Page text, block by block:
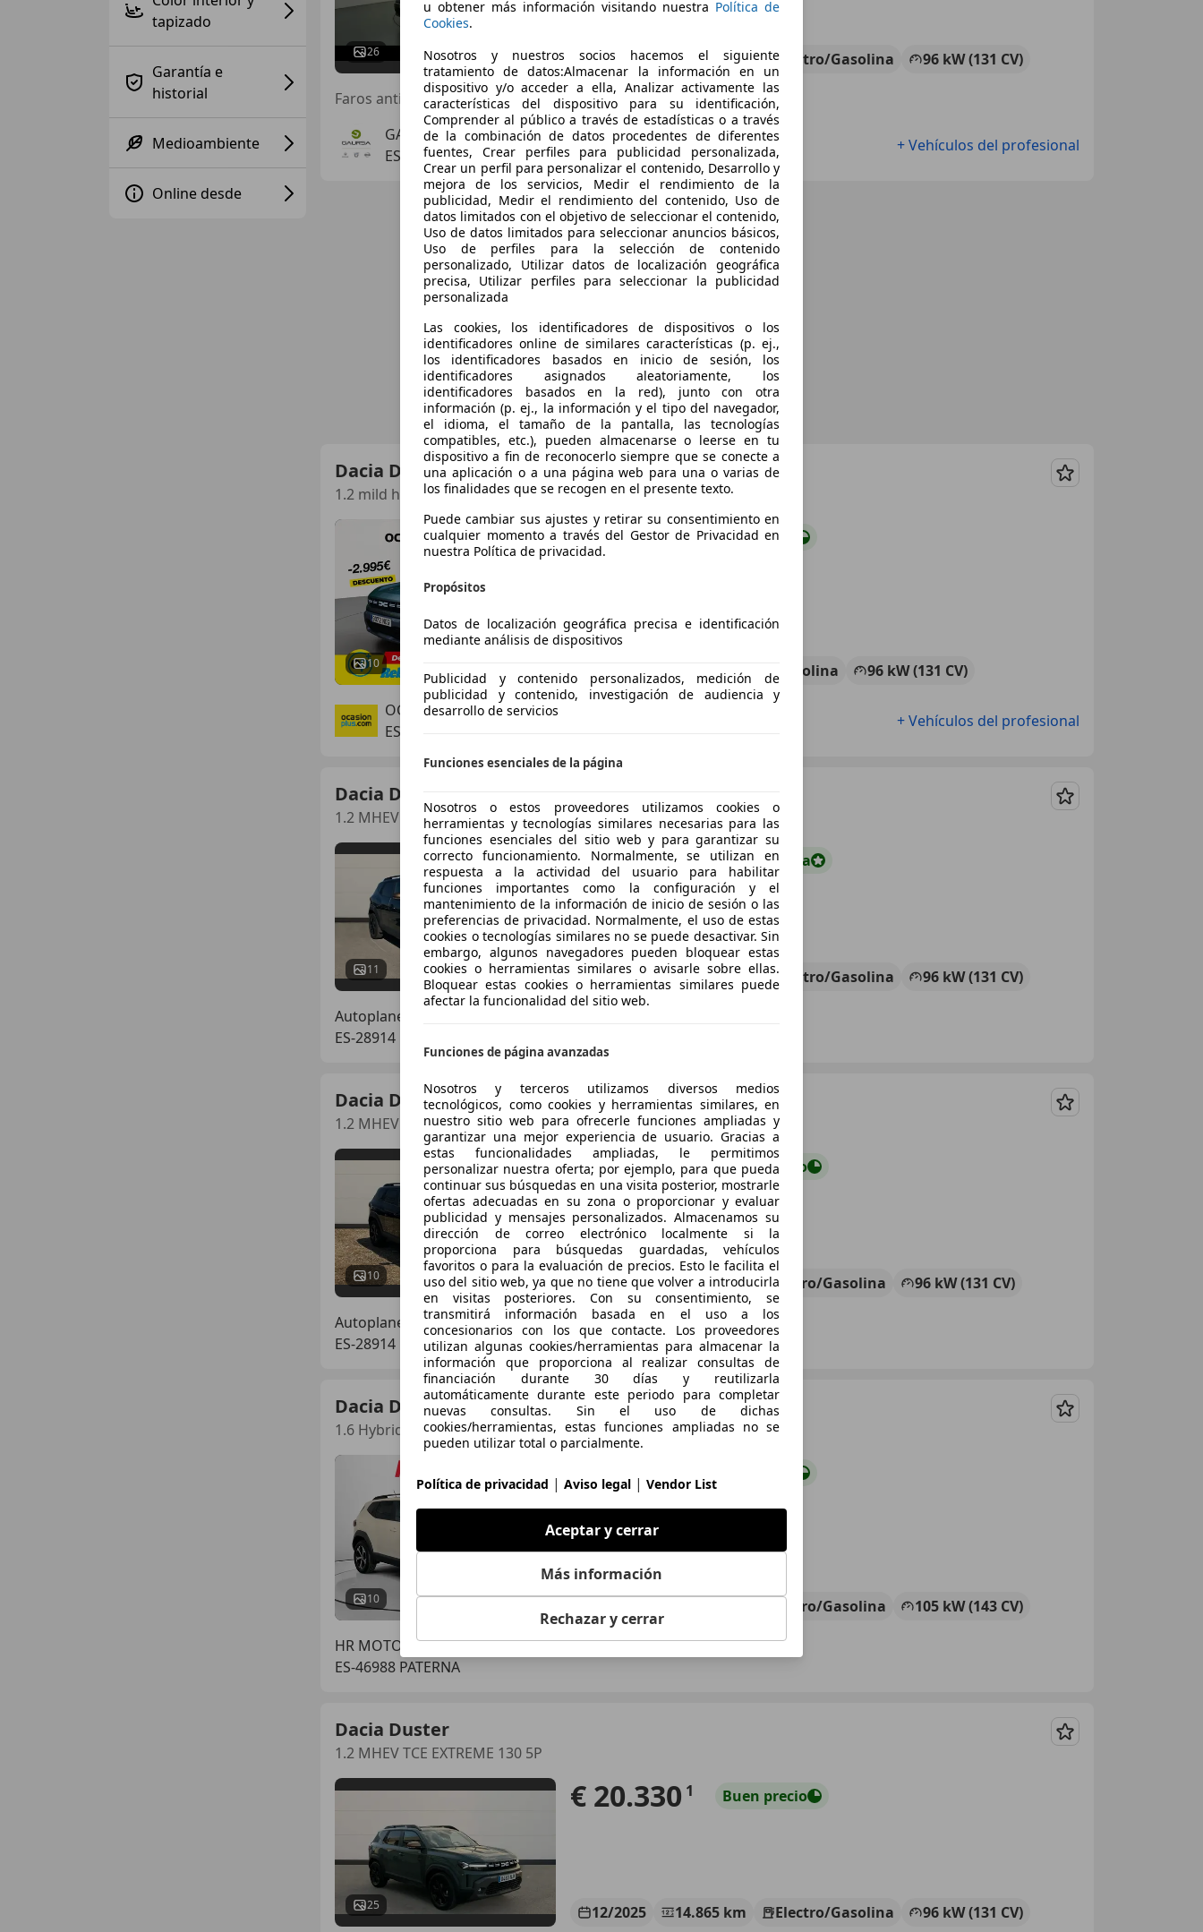
tapizado
Garantía e
historial
Medioambiente
Online desde
26 02/2025 31.252 km Electro/Gasolina
96 kW (131 CV)
Faros antiniebla, Garantia, ABS, Airbags laterales
GAURSA
ES-48215 IURRETA
+ Vehículos del profesional
Dacia Duster
1.2 mild hybrid Journey 4x2 96kW 48v
Guardar
10
€ 19.955 Buenprecio
05/2025 30.179 km Gasolina
96 kW (131 CV)
OCASIONPLUS FUENLABRADA-EL NARANJO
ES-28942 FUENLABRADA
+ Vehículos del profesional
Dacia Duster
1.2 MHEV TCE EXTREME 130 5P
Guardar
11
€ 20.330 1 Súper oferta
12/2025 11.195 km Electro/Gasolina
96 kW (131 CV)
Autoplanet
ES-28914 LEGANES
Dacia Duster
1.2 MHEV TCE EXTREME 130 5P
Guardar
10
€ 20.3301 Buenprecio
12/2025 8.246 km Electro/Gasolina
96 kW (131 CV)
Autoplanet II Ciudad del Automóvil
ES-28914 LEGANES
Dacia Duster
1.6 Hybrid Journey 4x2 105kW 48v
Guardar
10
€ 21.950
Electro/Gasolina
105 kW (143 CV)
HR MOTOR PATERNA
ES-46988 PATERNA
Dacia Duster
1.2 MHEV TCE EXTREME 130 5P
Guardar
25
€ 20.330 1 Buen precio
12/2025 14.865 km Electro/Gasolina 96 kW (131 CV)
u obtener más información visitando nuestra Política de
Cookies.
Nosotros y nuestros socios hacemos el siguiente
tratamiento de datos:Almacenar la información en un
dispositivo y/o acceder a ella, Analizar activamente las
características del dispositivo para su identificación,
Comprender al público a través de estadísticas o a través
de la combinación de datos procedentes de diferentes
fuentes, Crear perfiles para publicidad personalizada,
Crear un perfil para personalizar el contenido, Desarrollo y
mejora de los servicios, Medir el rendimiento de la
publicidad, Medir el rendimiento del contenido, Uso de
datos limitados con el objetivo de seleccionar el contenido,
Uso de datos limitados para seleccionar anuncios básicos,
Uso de perfiles para la selección de contenido
personalizado, Utilizar datos de localización geográfica
precisa, Utilizar perfiles para seleccionar la publicidad
personalizada
Las cookies, los identificadores de dispositivos o los
identificadores online de similares características (p. ej.,
los identificadores basados en inicio de sesión, los
identificadores asignados aleatoriamente, los
identificadores basados en la red), junto con otra
información (p. ej., la información y el tipo del navegador,
el idioma, el tamaño de la pantalla, las tecnologías
compatibles, etc.), pueden almacenarse o leerse en tu
dispositivo a fin de reconocerlo siempre que se conecte a
una aplicación o a una página web para una o varias de
los finalidades que se recogen en el presente texto.
Puede cambiar sus ajustes y retirar su consentimiento en
cualquier momento a través del Gestor de Privacidad en
nuestra Política de privacidad.
Propósitos
Datos de localización geográfica precisa e identificación
mediante análisis de dispositivos
Publicidad y contenido personalizados, medición de
publicidad y contenido, investigación de audiencia y
desarrollo de servicios
Funciones esenciales de la página
Nosotros o estos proveedores utilizamos cookies o
herramientas y tecnologías similares necesarias para las
funciones esenciales del sitio web y para garantizar su
correcto funcionamiento. Normalmente, se utilizan en
respuesta a la actividad del usuario para habilitar
funciones importantes como la configuración y el
mantenimiento de la información de inicio de sesión o las
preferencias de privacidad. Normalmente, el uso de estas
cookies o tecnologías similares no se puede desactivar. Sin
embargo, algunos navegadores pueden bloquear estas
cookies o herramientas similares o avisarle sobre ellas.
Bloquear estas cookies o herramientas similares puede
afectar la funcionalidad del sitio web.
Funciones de página avanzadas
Nosotros y terceros utilizamos diversos medios
tecnológicos, como cookies y herramientas similares, en
nuestro sitio web para ofrecerle funciones ampliadas y
garantizar una mejor experiencia de usuario. Gracias a
estas funcionalidades ampliadas, le permitimos
personalizar nuestra oferta; por ejemplo, para que pueda
continuar sus búsquedas en una visita posterior, mostrarle
ofertas adecuadas en su zona o proporcionar y evaluar
publicidad y mensajes personalizados. Almacenamos su
dirección de correo electrónico localmente si la
proporciona para búsquedas guardadas, vehículos
favoritos o para la evaluación de precios. Esto le facilita el
uso del sitio web, ya que no tiene que volver a introducirla
en visitas posteriores. Con su consentimiento, se
transmitirá información basada en el uso a los
concesionarios con los que contacte. Los proveedores
utilizan algunas cookies/herramientas para almacenar la
información que proporciona al realizar consultas de
financiación durante 30 días y reutilizarla
automáticamente durante este periodo para completar
nuevas consultas. Sin el uso de dichas
cookies/herramientas, estas funciones ampliadas no se
pueden utilizar total o parcialmente.
Política de privacidad | Aviso legal | Vendor List
Aceptar y cerrar
Más información
Rechazar y cerrar